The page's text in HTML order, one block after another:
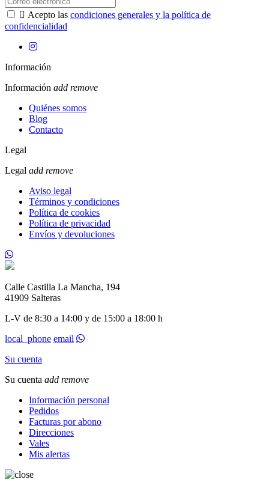
 Acepto las condiciones generales y la política de
confidencialidad
Información
Información add remove
Quiénes somos
Blog
Contacto
Legal
Legal add remove
Aviso legal
Términos y condiciones
Política de cookies
Política de privacidad
Envíos y devoluciones
Calle Castilla La Mancha, 194
41909 Salteras
L-V de 8:30 a 14:00 y de 15:00 a 18:00 h
local_phone email
Su cuenta
Su cuenta add remove
Información personal
Pedidos
Facturas por abono
Direcciones
Vales
Mis alertas